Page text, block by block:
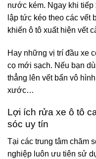
nước kém. Ngay khi
lập tức kéo theo các vết
khiến ô tô xuất hiện vết
Hay những vị trí đầu xe
cọ mới sạch. Nếu bạn
thẳng lên vết bẩn vô
xước…
Lợi ích rửa xe ô tô
sóc uy tín
Tại các trung tâm chăm
nghiệp luôn ưu tiên sử